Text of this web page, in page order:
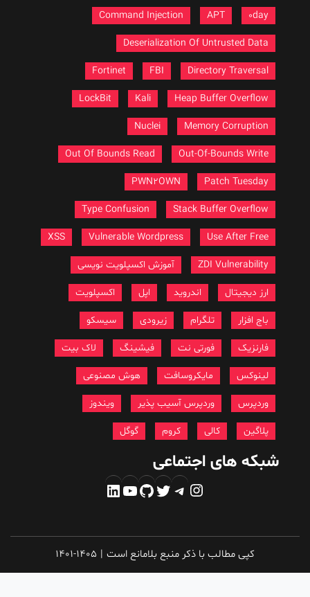
Command Injection
Deserialization Of Untrusted Data
Directory Traversal
Fortinet
Heap Buffer Overflow
LockBit
Memory Corruption
Nuclei
Out-Of-Bounds Write
Out Of Bounds Read
Patch Tuesday
PWN2OWN
Stack Buffer Overflow
Type Confusion
Use After Free
Vulnerable Wordpress
ZDI Vulnerability آموزش اکسپلویت نویسی
ارز دیجیتال اندروید اکسپلویت
باج افزار تلگرام زیرودی سیسکو
فارنزیک فورتی نت فیشینگ لاک بیت
لینوکس مایکروسافت هوش مصنوعی
وردپرس وردپرس آسیب پذیر ویندوز
پلاگین
شبکه های اجتماعی
اینستاگرم
تلگرام
توییتر
گیت‌هاب
یوتیوب
لینکداین
کپی مطالب با ذکر منبع بلامانع است |
1401-1405